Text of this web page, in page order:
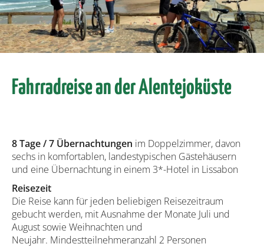
Fahrradreise an der Alentejoküste
8 Tage / 7 Übernachtungen im Doppelzimmer, davon
sechs in komfortablen, landestypischen Gästehäusern
und eine Übernachtung in einem 3*-Hotel in Lissabon
Reisezeit
Die Reise kann für jeden beliebigen Reisezeitraum
gebucht werden, mit Ausnahme der Monate Juli und
August sowie Weihnachten und
Neujahr. Mindestteilnehmeranzahl 2 Personen